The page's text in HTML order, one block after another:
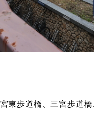
東歩道橋、三宮歩道